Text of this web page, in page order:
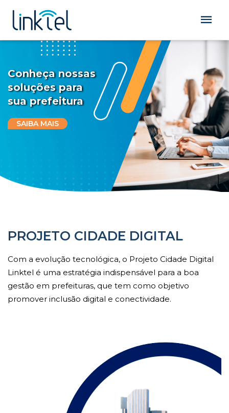
Conheça nossas
soluções para
sua prefeitura
SAIBA MAIS
PROJETO CIDADE DIGITAL
Com a evolução tecnológica, o Projeto Cidade Digital
Linktel é uma estratégia indispensável para a boa
gestão em prefeituras, que tem como objetivo
promover inclusão digital e conectividade.